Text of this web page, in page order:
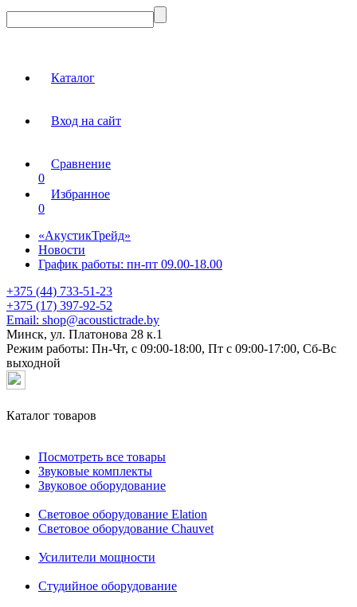
Каталог
Вход на сайт
Сравнение
0
Избранное
0
«АкустикТрейд»
Новости
График работы: пн-пт 09.00-18.00
+375 (44) 733-51-23
+375 (17) 397-92-52
Email: shop@acoustictrade.by
Минск, ул. Платонова 28 к.1
Режим работы: Пн-Чт, с 09:00-18:00, Пт с 09:00-17:00, Сб-Вс
выходной
Каталог товаров
Посмотреть все товары
Звуковые комплекты
Звуковое оборудование
Световое оборудование Elation
Cветовое оборудование Chauvet
Усилители мощности
Студийное оборудование